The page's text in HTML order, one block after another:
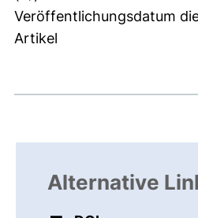
Veröffentlichungsdatum
Artikel
Alternative